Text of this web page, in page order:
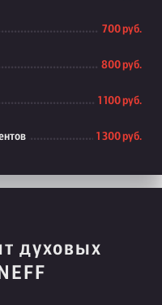
700 руб.
800 руб.
1 100 руб.
1 300 руб.
духовых